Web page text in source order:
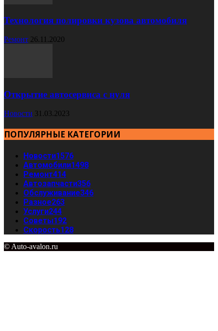
Технология полировки кузова автомобиля
Ремонт 26.11.2020
Открытие автосервиса с нуля
Новости 31.03.2023
ПОПУЛЯРНЫЕ КАТЕГОРИИ
Новости1576
Автомобили1498
Ремонт414
Автозапчасти356
Обслуживание346
Разное263
Услуги244
Советы192
Скорость128
© Auto-avalon.ru